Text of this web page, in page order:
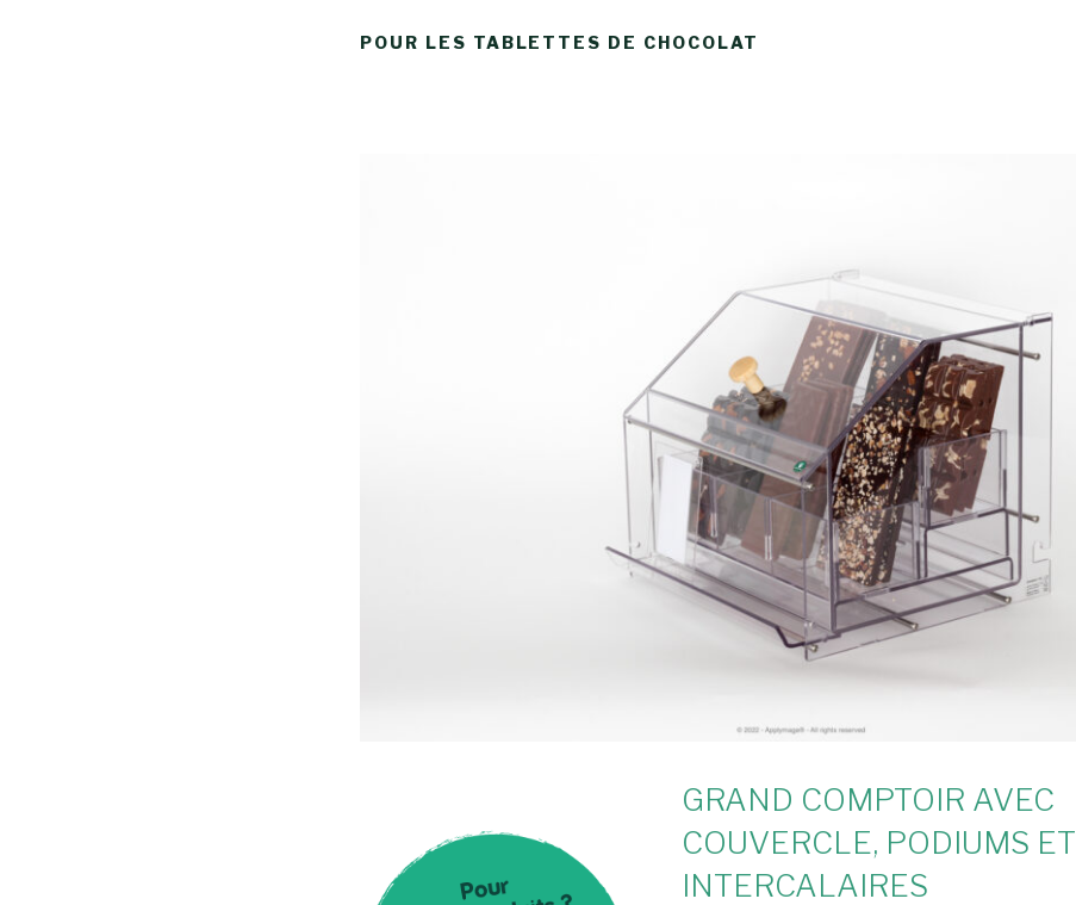
POUR LES TABLETTES DE CHOCOLAT
GRAND COMPTOIR AVEC
COUVERCLE, PODIUMS ET
INTERCALAIRES